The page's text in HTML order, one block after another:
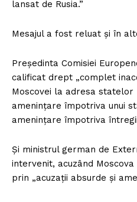
lansat de Rusia.”
Mesajul a fost reluat și în
Președinta Comisiei
calificat drept „complet
Moscovei la adresa statelor
amenințare împotriva unui
amenințare împotriva
Și ministrul german de
intervenit, acuzând
prin „acuzații absurde și